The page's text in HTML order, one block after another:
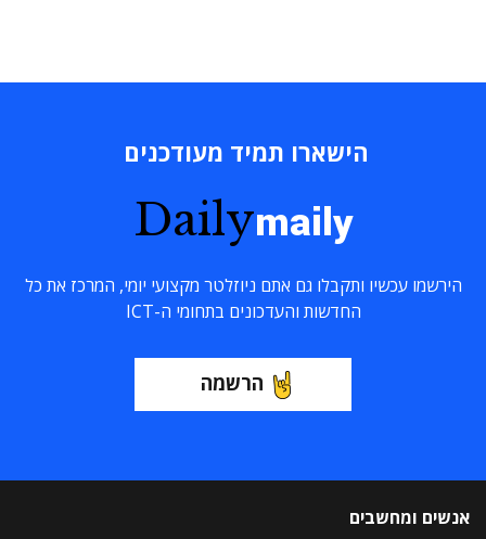
הישארו תמיד מעודכנים
Dailymaily
הירשמו עכשיו ותקבלו גם אתם ניוזלטר מקצועי יומי, המרכז את כל
החדשות והעדכונים בתחומי ה-ICT
הרשמה
אנשים ומחשבים